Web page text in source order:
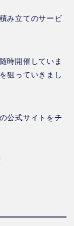
み立てのサービ
時開催していま
狙っていきまし
公式サイトをチ